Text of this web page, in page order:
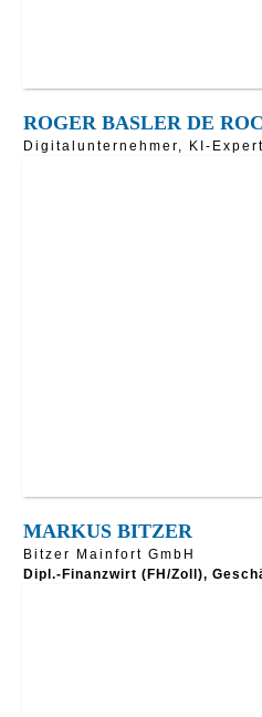
ROGER BASLER DE
Digitalunternehmer, KI-
MARKUS BITZER
Bitzer Mainfort GmbH
Dipl.-Finanzwirt (FH/Zoll),